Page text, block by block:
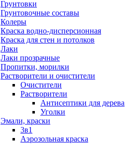
Грунтовки
Грунтовочные составы
Колеры
Краска водно-дисперсионная
Краска для стен и потолков
Лаки
Лаки прозрачные
Пропитки, морилки
Растворители и очистители
Очистители
Растворители
Антисептики для дерева
Уголки
Эмали, краски
3в1
Аэрозольная краска